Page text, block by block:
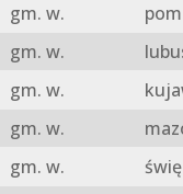
gm. w.
gm. w.
gm. w.
gm. w.
gm. w.